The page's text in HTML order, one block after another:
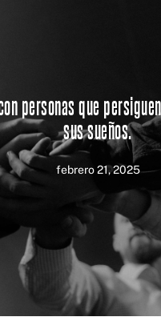
personas que
sus sueños.
febrero 21, 2025
Home
Proyectos
Blog
Nosotros